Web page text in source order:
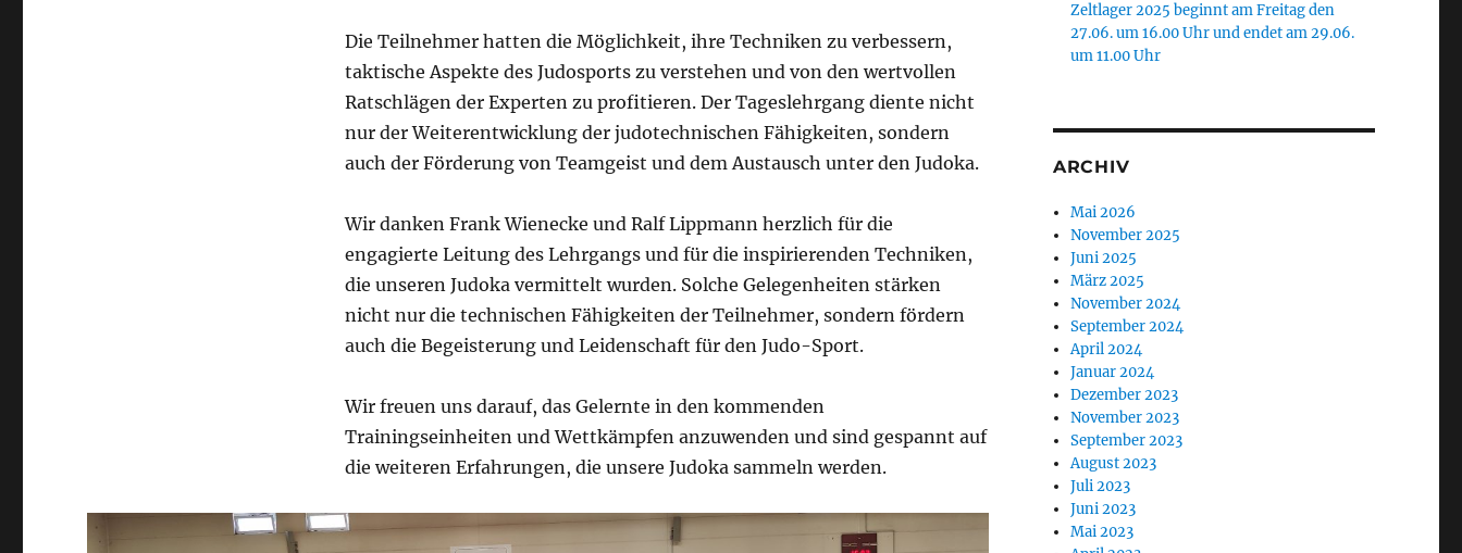
Die Teilnehmer hatten die Möglichkeit, ihre Techniken zu verbessern,
taktische Aspekte des Judosports zu verstehen und von den wertvollen
Ratschlägen der Experten zu profitieren. Der Tageslehrgang diente nicht
nur der Weiterentwicklung der judotechnischen Fähigkeiten, sondern
auch der Förderung von Teamgeist und dem Austausch unter den Judoka.
Wir danken Frank Wienecke und Ralf Lippmann herzlich für die
engagierte Leitung des Lehrgangs und für die inspirierenden Techniken,
die unseren Judoka vermittelt wurden. Solche Gelegenheiten stärken
nicht nur die technischen Fähigkeiten der Teilnehmer, sondern fördern
auch die Begeisterung und Leidenschaft für den Judo-Sport.
Wir freuen uns darauf, das Gelernte in den kommenden
Trainingseinheiten und Wettkämpfen anzuwenden und sind gespannt auf
die weiteren Erfahrungen, die unsere Judoka sammeln werden.
Zeltlager 2025 beginnt am Freitag den
27.06. um 16.00 Uhr und endet am 29.06.
um 11.00 Uhr
ARCHIV
Mai 2026
November 2025
Juni 2025
März 2025
November 2024
September 2024
April 2024
Januar 2024
Dezember 2023
November 2023
September 2023
August 2023
Juli 2023
Juni 2023
Mai 2023